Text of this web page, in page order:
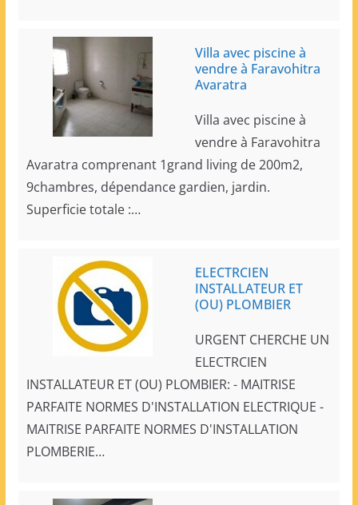
Villa avec piscine à
vendre à Faravohitra
Avaratra
Villa avec piscine à
vendre à Faravohitra
Avaratra comprenant 1grand living de 200m2,
9chambres, dépendance gardien, jardin.
Superficie totale :…
ELECTRCIEN
INSTALLATEUR ET
(OU) PLOMBIER
URGENT CHERCHE UN
ELECTRCIEN
INSTALLATEUR ET (OU) PLOMBIER: - MAITRISE
PARFAITE NORMES D'INSTALLATION ELECTRIQUE -
MAITRISE PARFAITE NORMES D'INSTALLATION
PLOMBERIE…